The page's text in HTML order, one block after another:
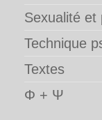
Sexualité et
Technique
Textes
Φ + Ψ